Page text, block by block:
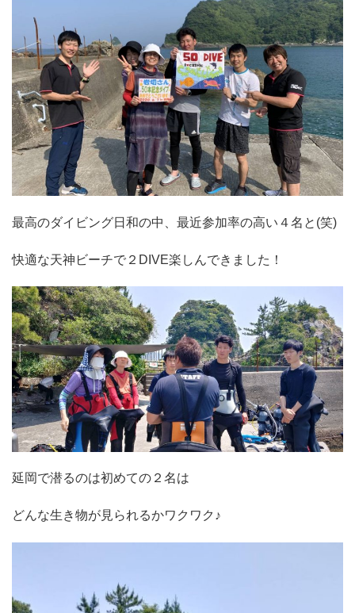
最高のダイビング日和の中、最近参加率の高い４名と(笑)
快適な天神ビーチで２DIVE楽しんできました！
延岡で潜るのは初めての２名は
どんな生き物が見られるかワクワク♪